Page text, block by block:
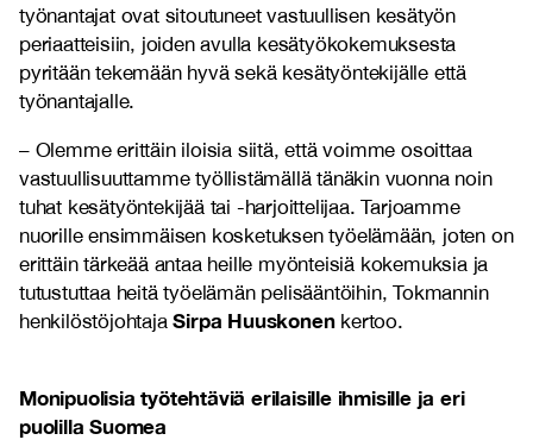
työnantajat ovat sitoutuneet vastuullisen kesätyön
periaatteisiin, joiden avulla kesätyökokemuksesta
pyritään tekemään hyvä sekä kesätyöntekijälle että
työnantajalle.
– Olemme erittäin iloisia siitä, että voimme osoittaa
vastuullisuuttamme työllistämällä tänäkin vuonna noin
tuhat kesätyöntekijää tai -harjoittelijaa. Tarjoamme
nuorille ensimmäisen kosketuksen työelämään, joten on
erittäin tärkeää antaa heille myönteisiä kokemuksia ja
tutustuttaa heitä työelämän pelisääntöihin, Tokmannin
henkilöstöjohtajaSirpa Huuskonenkertoo.
Monipuolisia työtehtäviä erilaisille ihmisille ja eri
puolilla Suomea